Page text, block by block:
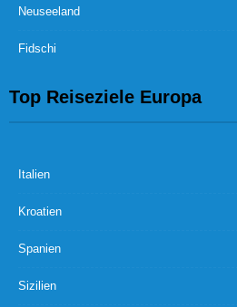
Neuseeland
Fidschi
Top Reiseziele Europa
Italien
Kroatien
Spanien
Sizilien